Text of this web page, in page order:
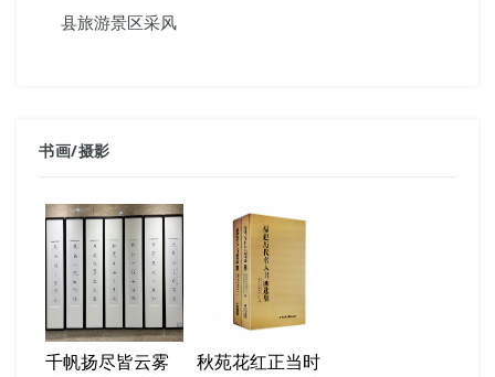
县旅游景区采风
书画/摄影
千帆扬尽皆云雾
秋苑花红正当时